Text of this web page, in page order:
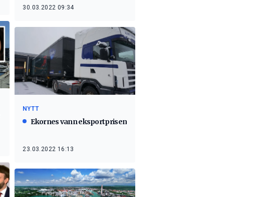
30.03.2022 09:34
NYTT
Ekornes vann eksportprisen
23.03.2022 16:13